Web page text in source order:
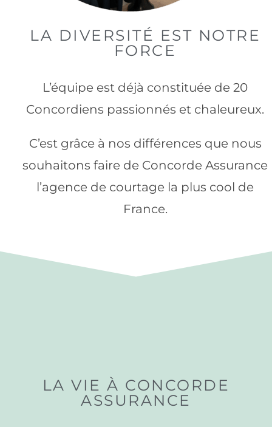
LA DIVERSITÉ EST NOTRE
FORCE
L’équipe est déjà constituée de 20
Concordiens passionnés et chaleureux.
C’est grâce à nos différences que nous
souhaitons faire de Concorde Assurance
l’agence de courtage la plus cool de
France.
LA VIE À CONCORDE
ASSURANCE